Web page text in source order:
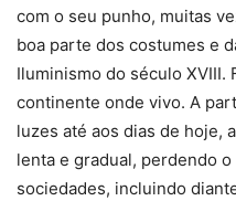
com o seu punho, muitas
boa parte dos costumes e
Iluminismo do século XVIII.
continente onde vivo. A
luzes até aos dias de hoje,
lenta e gradual, perdendo
sociedades, incluindo